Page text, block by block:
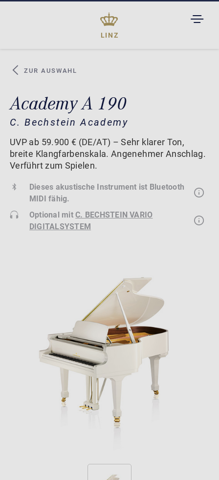
LINZ
ZUR AUSWAHL
Academy A 190
C. Bechstein Academy
UVP ab 59.900 € (DE/AT) – Sehr klarer Ton,
breite Klangfarbenskala. Angenehmer Anschlag.
Verführt zum Spielen.
Dieses akustische Instrument ist Bluetooth
MIDI fähig.
Optional mitC. BECHSTEIN VARIO
DIGITALSYSTEM